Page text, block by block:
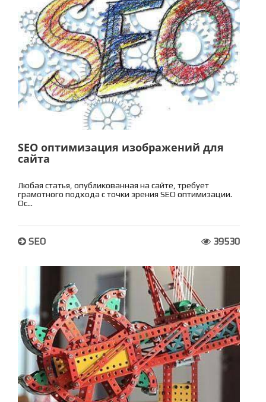
SEO оптимизация изображений для
сайта
Любая статья, опубликованная на сайте, требует
грамотного подхода с точки зрения SEO оптимизации.
Ос...
SEO 39530